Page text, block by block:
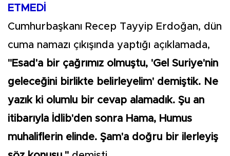
ETMEDİ
Cumhurbaşkanı Recep Tayyip Erdoğan, dün
cuma namazı çıkışında yaptığı açıklamada,
"Esad'a bir çağrımız olmuştu, 'Gel Suriye'nin
geleceğini birlikte belirleyelim' demiştik. Ne
yazık ki olumlu bir cevap alamadık. Şu an
itibarıyla İdlib'den sonra Hama, Humus
muhaliflerin elinde. Şam'a doğru bir ilerleyiş